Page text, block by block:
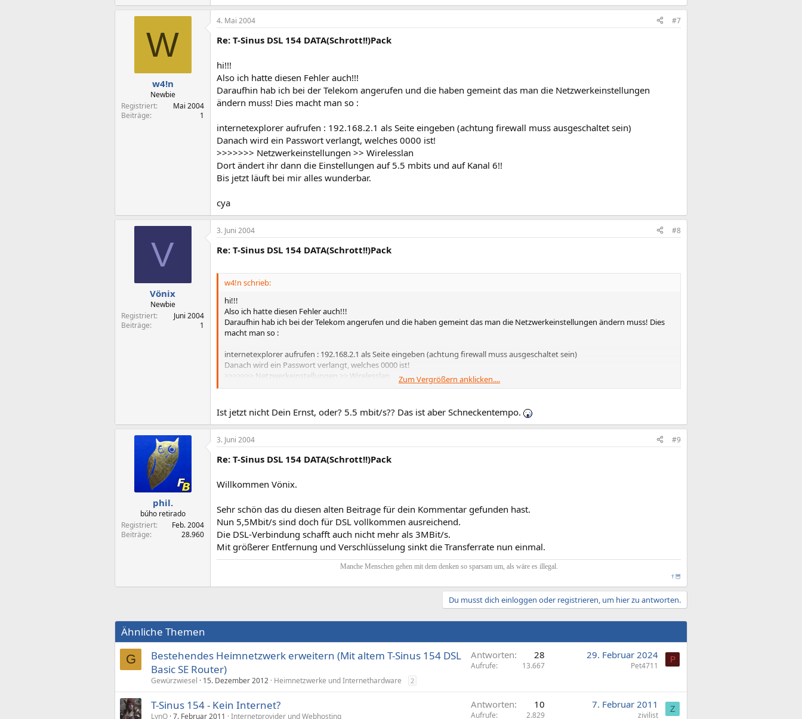
W
w4!n
Newbie
Registriert
Mai 2004
Beiträge
1
4. Mai 2004 #7
Re: T-Sinus DSL 154 DATA(Schrott!!)Pack
hi!!!
Also ich hatte diesen Fehler auch!!!
Daraufhin hab ich bei der Telekom angerufen und die haben gemeint das man die Netzwerkeinstellungen
ändern muss! Dies macht man so :
internetexplorer aufrufen : 192.168.2.1 als Seite eingeben (achtung firewall muss ausgeschaltet sein)
Danach wird ein Passwort verlangt, welches 0000 ist!
>>>>>>> Netzwerkeinstellungen >> Wirelesslan
Dort ändert ihr dann die Einstellungen auf 5.5 mbits und auf Kanal 6!!
Bis jetzt läuft bei mir alles wunderbar.
cya
V
Vönix
Newbie
Registriert
Juni 2004
Beiträge
1
3. Juni 2004 #8
Re: T-Sinus DSL 154 DATA(Schrott!!)Pack
w4!n schrieb:
hi!!!
Also ich hatte diesen Fehler auch!!!
Daraufhin hab ich bei der Telekom angerufen und die haben gemeint das man die Netzwerkeinstellungen ändern muss! Dies
macht man so :
internetexplorer aufrufen : 192.168.2.1 als Seite eingeben (achtung firewall muss ausgeschaltet sein)
Danach wird ein Passwort verlangt, welches 0000 ist!
>>>>>>> Netzwerkeinstellungen >> Wirelesslan
Dort ändert ihr dann die Einstellungen auf 5.5 mbits und auf Kanal 6!!
cya
Zum Vergrößern anklicken....
Ist jetzt nicht Dein Ernst, oder? 5.5 mbit/s?? Das ist aber Schneckentempo.
phil.
búho retirado
Registriert
Feb. 2004
Beiträge
28.960
3. Juni 2004 #9
Re: T-Sinus DSL 154 DATA(Schrott!!)Pack
Willkommen Vönix.
Sehr schön das du diesen alten Beitrage für dein Kommentar gefunden hast.
Nun 5,5Mbit/s sind doch für DSL vollkommen ausreichend.
Die DSL-Verbindung schafft auch nicht mehr als 3MBit/s.
Mit größerer Entfernung und Verschlüsselung sinkt die Transferrate nun einmal.
Manche Menschen gehen mit dem denken so sparsam um, als wäre es illegal.
† 🦉
Du musst dich einloggen oder registrieren, um hier zu antworten.
Ähnliche Themen
G
Bestehendes Heimnetzwerk erweitern (Mit altem T-Sinus 154 DSL
Basic SE Router)
Gewürzwiesel 15. Dezember 2012 Heimnetzwerke und Internethardware 2
Antworten 28
Aufrufe 13.667
29. Februar 2024
Pet4711
P
T-Sinus 154 - Kein Internet?
LynQ 7. Februar 2011 Internetprovider und Webhosting
Antworten 10
Aufrufe 2.829
7. Februar 2011
zivilist
Z